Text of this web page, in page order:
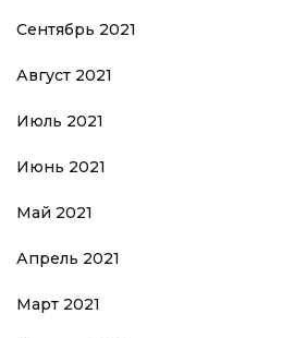
Сентябрь 2021
Август 2021
Июль 2021
Июнь 2021
Май 2021
Апрель 2021
Март 2021